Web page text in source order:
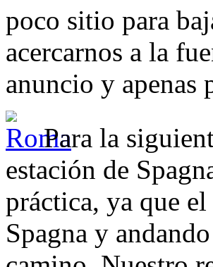
poco sitio para
acercarnos a la
anuncio y apenas
Para la
estación de
práctica, ya que
Spagna y